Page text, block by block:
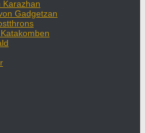
Karazhan
Gadgetzan